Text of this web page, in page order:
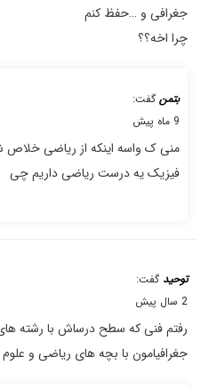
جغرافی و …حفظ کنم
چرا اخه؟؟
بتمن گفت:
9 ماه پیش
منی ک واسه اینکه از ریاضی خلاص
فیزیک یه درست ریاضی داریم چی
توحید گفت:
2 سال پیش
رفتم فنی که سطح درساش با رشته
جغرافیامون با بچه های ریاضی و